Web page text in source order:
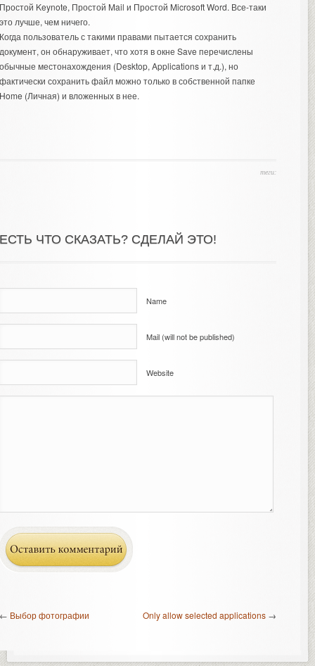
Keynote, Простой Mail и Простой Microsoft Word. Все-таки
лучше, чем ничего.
пользователь с такими правами пытается сохранить
он обнаруживает, что хотя в окне Save перечислены
местонахождения (Desktop, Applications и т.д.), но
сохранить файл можно только в собственной папке
(Личная) и вложенных в нее.
теги:
ЧТО СКАЗАТЬ? СДЕЛАЙ ЭТО!
Name
Mail (will not be published)
Website
Выбор фотографии Only allow selected applications →